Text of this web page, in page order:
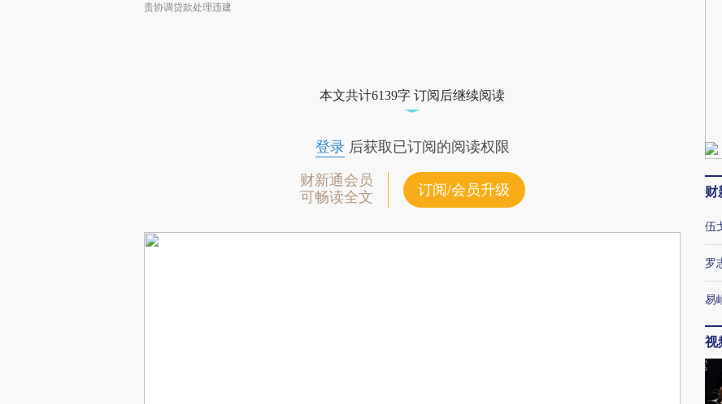
贵协调贷款处理违建
本文共计6139字 订阅后继续阅读
登录后获取已订阅的阅读权限
财新通会员
可畅读全文
订阅/会员升级 财
伍
罗
易
视